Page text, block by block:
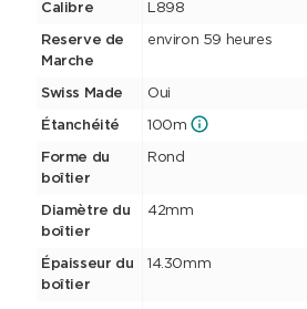
Calibre L898
Reserve de
Marche
environ 59 heures
Swiss Made Oui
Étanchéité 100m
Forme du
boîtier
Rond
Diamètre du
boîtier
42mm
Épaisseur du
boîtier
14.30mm